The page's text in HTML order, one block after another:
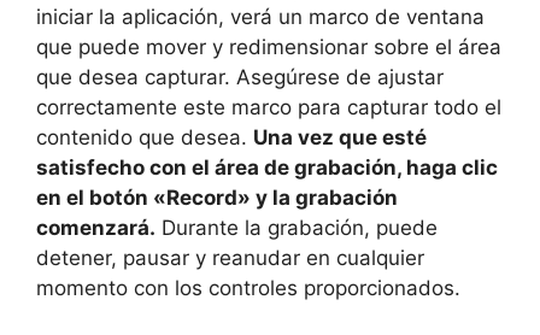
iniciar la aplicación, verá un marco de ventana
que puede mover y redimensionar sobre el área
que desea capturar. Asegúrese de ajustar
correctamente este marco para capturar todo el
contenido que desea. Una vez que esté
satisfecho con el área de grabación, haga clic
en el botón «Record» y la grabación
comenzará. Durante la grabación, puede
detener, pausar y reanudar en cualquier
momento con los controles proporcionados.